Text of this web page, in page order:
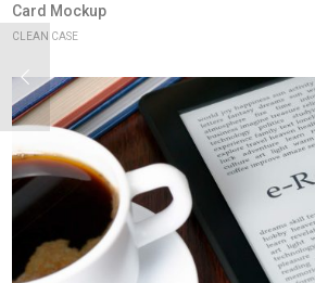
Card Mockup
CLEAN CASE